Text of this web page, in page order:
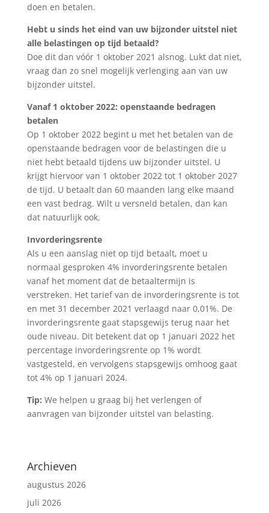
doen en betalen.
Hebt u sinds het eind van uw bijzonder uitstel niet
alle belastingen op tijd betaald?
Doe dit dan vóór 1 oktober 2021 alsnog. Lukt dat niet,
vraag dan zo snel mogelijk verlenging aan van uw
bijzonder uitstel.
Vanaf 1 oktober 2022: openstaande bedragen
betalen
Op 1 oktober 2022 begint u met het betalen van de
openstaande bedragen voor de belastingen die u
niet hebt betaald tijdens uw bijzonder uitstel. U
krijgt hiervoor van 1 oktober 2022 tot 1 oktober 2027
de tijd. U betaalt dan 60 maanden lang elke maand
een vast bedrag. Wilt u versneld betalen, dan kan
dat natuurlijk ook.
Invorderingsrente
Als u een aanslag niet op tijd betaalt, moet u
normaal gesproken 4% invorderingsrente betalen
vanaf het moment dat de betaaltermijn is
verstreken. Het tarief van de invorderingsrente is tot
en met 31 december 2021 verlaagd naar 0,01%. De
invorderingsrente gaat stapsgewijs terug naar het
oude niveau. Dit betekent dat op 1 januari 2022 het
percentage invorderingsrente op 1% wordt
vastgesteld, en vervolgens stapsgewijs omhoog gaat
tot 4% op 1 januari 2024.
Tip: We helpen u graag bij het verlengen of
aanvragen van bijzonder uitstel van belasting.
Archieven
augustus 2026
juli 2026